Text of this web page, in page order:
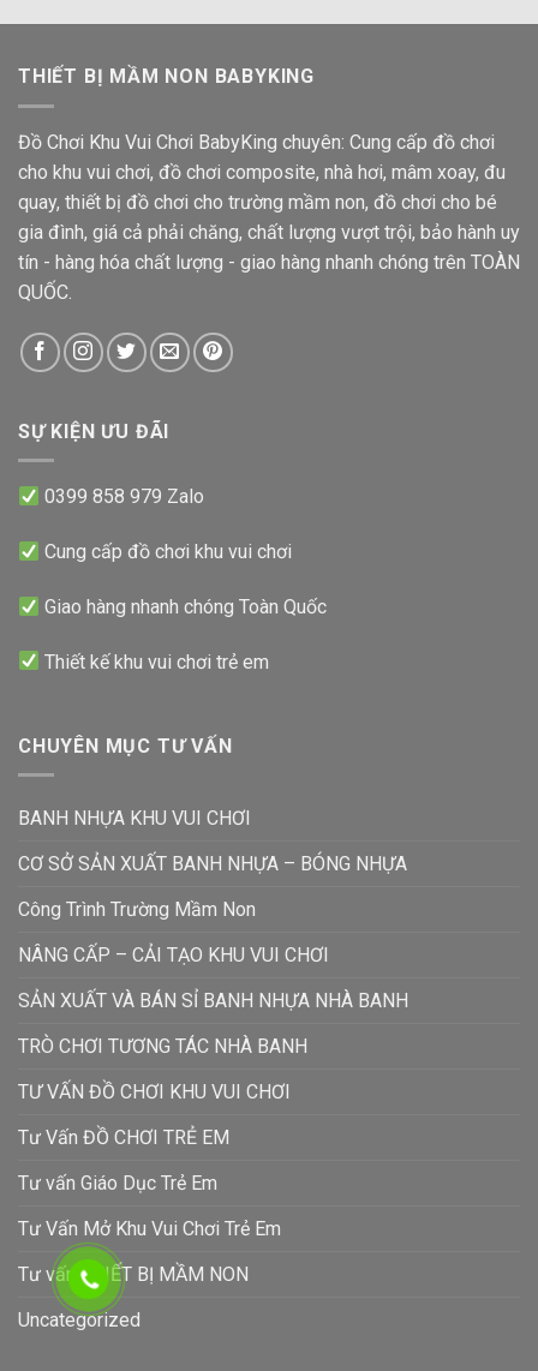
THIẾT BỊ MẦM NON BABYKING
Đồ Chơi Khu Vui Chơi BabyKing chuyên: Cung cấp đồ chơi
cho khu vui chơi, đồ chơi composite, nhà hơi, mâm xoay, đu
quay, thiết bị đồ chơi cho trường mầm non, đồ chơi cho bé
gia đình, giá cả phải chăng, chất lượng vượt trội, bảo hành uy
tín - hàng hóa chất lượng - giao hàng nhanh chóng trên TOÀN
QUỐC.
SỰ KIỆN ƯU ĐÃI
0399 858 979 Zalo
Cung cấp đồ chơi khu vui chơi
Giao hàng nhanh chóng Toàn Quốc
Thiết kế khu vui chơi trẻ em
CHUYÊN MỤC TƯ VẤN
BANH NHỰA KHU VUI CHƠI
CƠ SỞ SẢN XUẤT BANH NHỰA – BÓNG NHỰA
Công Trình Trường Mầm Non
NÂNG CẤP – CẢI TẠO KHU VUI CHƠI
SẢN XUẤT VÀ BÁN SỈ BANH NHỰA NHÀ BANH
TRÒ CHƠI TƯƠNG TÁC NHÀ BANH
TƯ VẤN ĐỒ CHƠI KHU VUI CHƠI
Tư Vấn ĐỒ CHƠI TRẺ EM
Tư vấn Giáo Dục Trẻ Em
Tư Vấn Mở Khu Vui Chơi Trẻ Em
Tư vấn THIẾT BỊ MẦM NON
Uncategorized